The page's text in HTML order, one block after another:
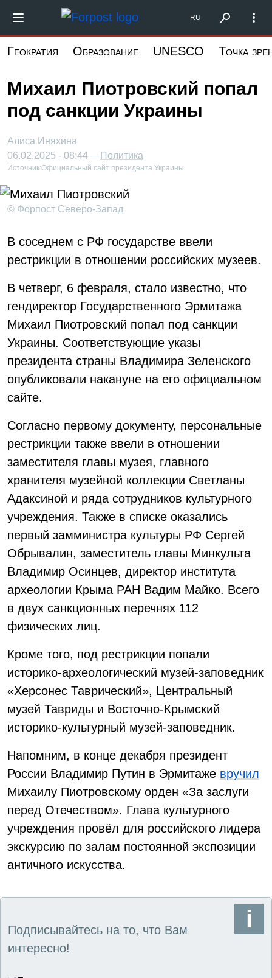
основному
Форпост Северо-Запад
RU
Геократия Образование UNESCO Точка
Михаил Пиотровский попал
под санкции Украины
Алиса Иняхина
06.02.2025 - 08:44 —Политика
Источник:Официальный сайт президента Украины
© Форпост Северо-Запад
В соседнем с РФ государстве ввели
рестрикции в отношении российских музеев.
В четверг, 6 февраля, стало известно, что
гендиректор Государственного Эрмитажа
Михаил Пиотровский попал под санкции
Украины. Соответствующие указы
президента страны Владимира Зеленского
опубликовали накануне на его официальном
сайте.
Согласно первому документу, персональные
рестрикции также ввели в отношении
заместителя главы музея, главного
хранителя музейной коллекции Светланы
Адаксиной и ряда сотрудников культурного
учреждения. Также в списке оказались
первый замминистра культуры РФ Сергей
Обрывалин, заместитель главы Минкульта
Владимир Осинцев, директор института
археологии Крыма РАН Вадим Майко. Всего
в двух санкционных перечнях 112
физических лиц.
Кроме того, под рестрикции попали
историко-археологический музей-заповедник
«Херсонес Таврический», Центральный
музей Тавриды и Восточно-Крымский
историко-культурный музей-заповедник.
Напомним, в конце декабря президент
России Владимир Путин в Эрмитаже вручил
Михаилу Пиотровскому орден «За заслуги
перед Отечеством». Глава культурного
учреждения провёл для российского лидера
экскурсию по залам постоянной экспозиции
античного искусства.
Подписывайтесь на то, что Вам
интересно!